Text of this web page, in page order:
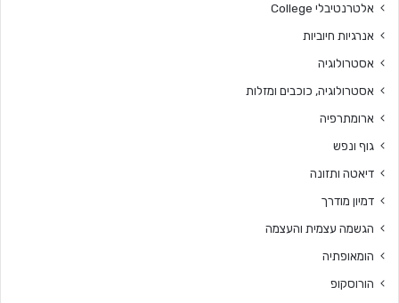
אלטרנטיבלי College
אנרגיות חיוביות
אסטרולוגיה
אסטרולוגיה, כוכבים ומזלות
ארומתרפיה
גוף ונפש
דיאטה ותזונה
דמיון מודרך
הגשמה עצמית והעצמה
הומאופתיה
הורוסקופ